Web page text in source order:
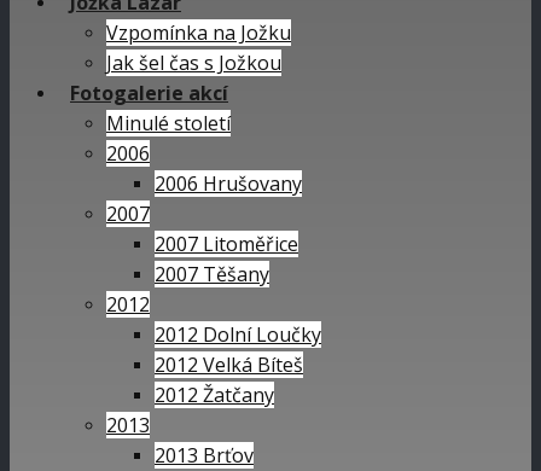
Vzpomínka na Jožku
Jak šel čas s Jožkou
Fotogalerie akcí
Minulé století
2006
2006 Hrušovany
2007
2007 Litoměřice
2007 Těšany
2012
2012 Dolní Loučky
2012 Velká Bíteš
2012 Žatčany
2013
2013 Brťov